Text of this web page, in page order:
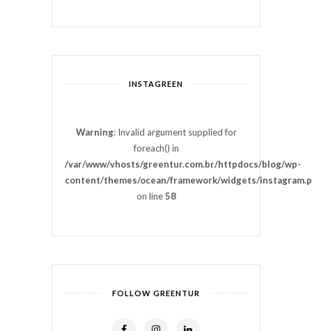
INSTAGREEN
Warning: Invalid argument supplied for
foreach() in
/var/www/vhosts/greentur.com.br/httpdocs/blog/wp-
content/themes/ocean/framework/widgets/
on line58
FOLLOW GREENTUR